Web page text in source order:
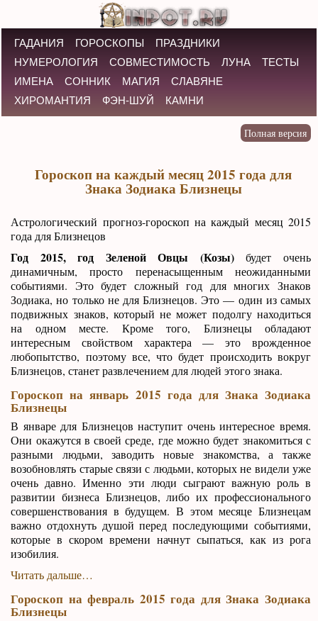
ГАДАНИЯ ГОРОСКОПЫ
ПРАЗДНИКИ
НУМЕРОЛОГИЯ
СОВМЕСТИМОСТЬ ЛУНА
ТЕСТЫ
ИМЕНА
СОННИК МАГИЯ
СЛАВЯНЕ
ХИРОМАНТИЯ
ФЭН-ШУЙ КАМНИ
Гороскоп на каждый месяц 2015 года для
Знака Зодиака Близнецы
Астрологический прогноз-гороскоп на каждый месяц 2015
года для Близнецов
Год 2015, год Зеленой Овцы (Козы)будет очень
динамичным, просто перенасыщенным неожиданными
событиями. Это будет сложный год для многих Знаков
Зодиака, но только не для Близнецов. Это — один из самых
подвижных знаков, который не может подолгу находиться
на одном месте. Кроме того, Близнецы обладают
интересным свойством характера — это врожденное
любопытство, поэтому все, что будет происходить вокруг
Близнецов, станет развлечением для людей этого знака.
Гороскоп на январь 2015 года для Знака Зодиака
Близнецы
В январе для Близнецов наступит очень интересное время.
Они окажутся в своей среде, где можно будет знакомиться с
разными людьми, заводить новые знакомства, а также
возобновлять старые связи с людьми, которых не видели уже
очень давно. Именно эти люди сыграют важную роль в
развитии бизнеса Близнецов, либо их профессионального
совершенствования в будущем. В этом месяце Близнецам
важно отдохнуть душой перед последующими событиями,
которые в скором времени начнут сыпаться, как из рога
изобилия.
Читать дальше…
Гороскоп на февраль 2015 года для Знака Зодиака
Близнецы